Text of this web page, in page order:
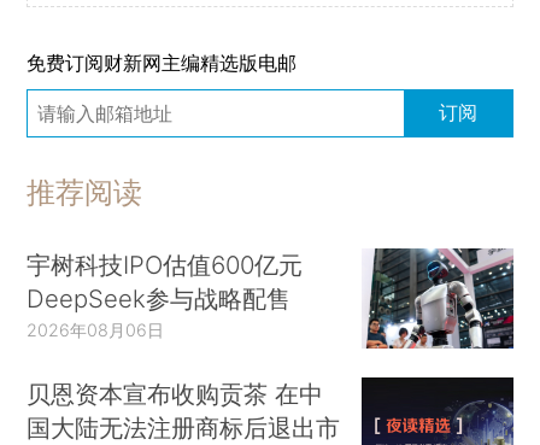
免费订阅财新网主编精选版电邮
订阅
推荐阅读
宇树科技IPO估值600亿元
DeepSeek参与战略配售
2026年08月06日
贝恩资本宣布收购贡茶 在中
国大陆无法注册商标后退出市